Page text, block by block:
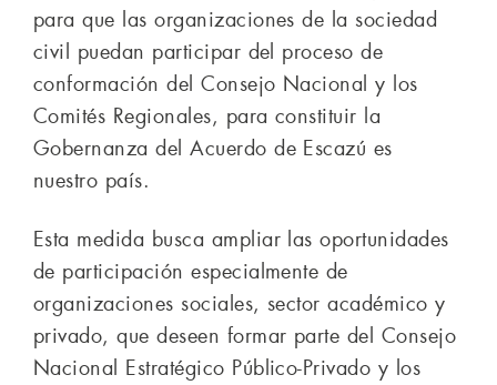
para que las organizaciones de la sociedad
civil puedan participar del proceso de
conformación del Consejo Nacional y los
Comités Regionales, para constituir la
Gobernanza del Acuerdo de Escazú es
nuestro país.
Esta medida busca ampliar las oportunidades
de participación especialmente de
organizaciones sociales, sector académico y
privado, que deseen formar parte del Consejo
Nacional Estratégico Público-Privado y los